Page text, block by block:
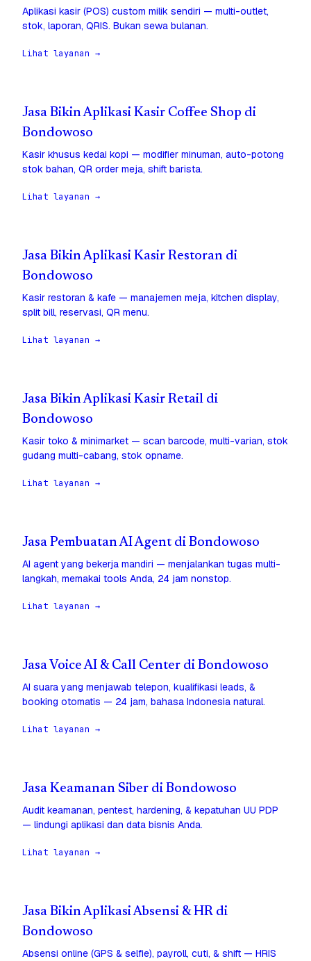
Aplikasi kasir (POS) custom milik sendiri — multi-outlet,
stok, laporan, QRIS. Bukan sewa bulanan.
Lihat layanan →
Jasa Bikin Aplikasi Kasir Coffee Shop di
Bondowoso
Kasir khusus kedai kopi — modifier minuman, auto-potong
stok bahan, QR order meja, shift barista.
Lihat layanan →
Jasa Bikin Aplikasi Kasir Restoran di
Bondowoso
Kasir restoran & kafe — manajemen meja, kitchen display,
split bill, reservasi, QR menu.
Lihat layanan →
Jasa Bikin Aplikasi Kasir Retail di
Bondowoso
Kasir toko & minimarket — scan barcode, multi-varian, stok
gudang multi-cabang, stok opname.
Lihat layanan →
Jasa Pembuatan AI Agent di Bondowoso
AI agent yang bekerja mandiri — menjalankan tugas multi-
langkah, memakai tools Anda, 24 jam nonstop.
Lihat layanan →
Jasa Voice AI & Call Center di Bondowoso
AI suara yang menjawab telepon, kualifikasi leads, &
booking otomatis — 24 jam, bahasa Indonesia natural.
Lihat layanan →
Jasa Keamanan Siber di Bondowoso
Audit keamanan, pentest, hardening, & kepatuhan UU PDP
— lindungi aplikasi dan data bisnis Anda.
Lihat layanan →
Jasa Bikin Aplikasi Absensi & HR di
Bondowoso
Absensi online (GPS & selfie), payroll, cuti, & shift — HRIS